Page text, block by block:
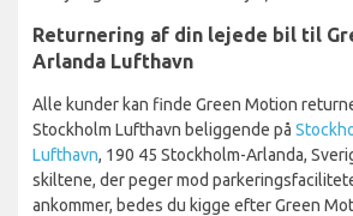
Returnering af din lejede bil til
Arlanda Lufthavn
Alle kunder kan finde Green Motion
Stockholm Lufthavn beliggende på
Lufthavn, 190 45 Stockholm-Arlanda,
skiltene, der peger mod
ankommer, bedes du kigge efter Green